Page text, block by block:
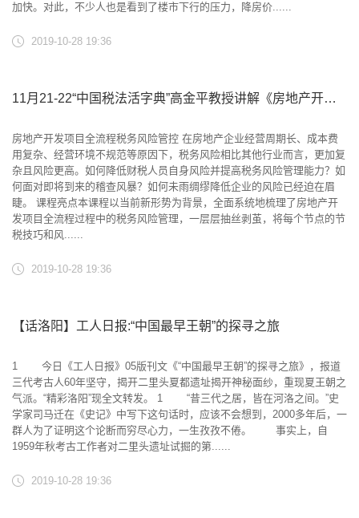
加快。对此，不少人也是看到了楼市下行的压力，降房价......
2019-10-28 19:36
11月21-22“中国税法活字典”高金平教授讲解《房地产开发项目全流程税务风险管理》
房地产开发项目全流程税务风险管控 在房地产企业经营周期长、成本费
用复杂、经营环境不规范等原因下，税务风险相比其他行业而言，更加复
杂且风险更高。如何降低财税人员自身风险并提高税务风险管理能力？如
何面对即将到来的稽查风暴？如何未雨绸缪降低企业的风险已经迫在眉
睫。 课程亮点本课程以当前新形势为背景，全面系统地梳理了房地产开
发项目全流程过程中的税务风险管理，一层层抽丝剥茧，将每个节点的节
税技巧和风......
2019-10-28 19:36
【话洛阳】工人日报:“中国最早王朝”的探寻之旅
1 今日《工人日报》05版刊文《“中国最早王朝”的探寻之旅》，报道
三代考古人60年坚守，揭开二里头夏都遗址揭开神秘面纱，重现夏王朝之
气派。“精彩洛阳”现全文转发。 1 “昔三代之居，皆在河洛之间。”史
学家司马迁在《史记》中写下这句话时，应该不会想到，2000多年后，一
群人为了证明这个论断而穷尽心力，一生孜孜不倦。 事实上，自
1959年秋考古工作者对二里头遗址试掘的第......
2019-10-28 19:36